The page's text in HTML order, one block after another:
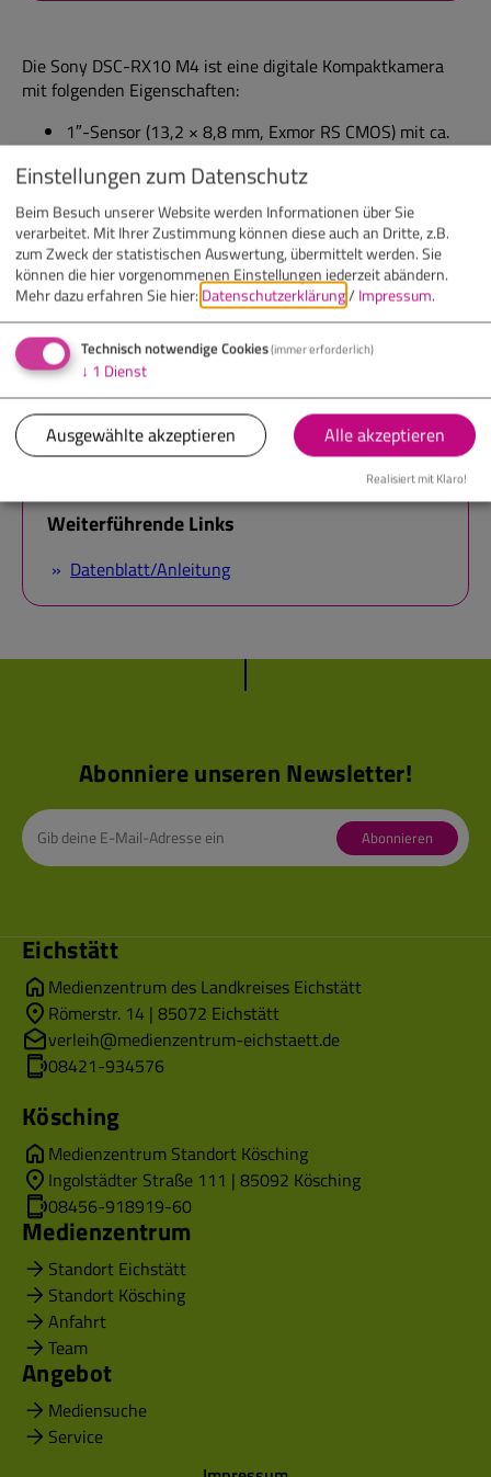
Die Sony DSC-RX10 M4 ist eine digitale Kompaktkamera
mit folgenden Eigenschaften:
1″-Sensor (13,2 × 8,8 mm, Exmor RS CMOS) mit ca.
Fest eingebautes Zoomobjektiv im Kleinbildäquivalent
ca. 24-600 mm (also ein sehr großer Zoombereich)
mit Blende f/2,4-4
Sehr schneller Autofokus (~0,03 Sekunden) mit 315
Phasendetektions-Fokusfeldern
Video-Fähigkeiten: 4K-Aufnahmen mit voller
Pixelauslesung (kein Pixel-Binning) und
professionellen Features wie S-Log, Zebra, etc.
Robustes All-in-one Paket: Sensorgröße und großer
Zoombereich machen sie zu einer vielseitigen Kamera
für FotoundVideo.
Weiterführende Links
Datenblatt/Anleitung
Abonniere unseren Newsletter!
Abonnieren
Eichstätt
Medienzentrum des Landkreises Eichstätt
Römerstr. 14 | 85072 Eichstätt
verleih@medienzentrum-eichstaett.de
08421-934576
Kösching
Medienzentrum Standort Kösching
Ingolstädter Straße 111 | 85092 Kösching
08456-918919-60
Medienzentrum
Standort Eichstätt
Standort Kösching
Anfahrt
Team
Angebot
Mediensuche
Service
Einstellungen zum Datenschutz
Beim Besuch unserer Website werden Informationen über Sie
verarbeitet. Mit Ihrer Zustimmung können diese auch an Dritte, z.B.
zum Zweck der statistischen Auswertung, übermittelt werden. Sie
können die hier vorgenommenen Einstellungen jederzeit abändern.
Mehr dazu erfahren Sie hier:Datenschutzerklärung/Impressum.
Technisch notwendige Cookies(immer erforderlich)
↓ 1 Dienst
Ausgewählte akzeptieren Alle akzeptieren
Realisiert mit Klaro!